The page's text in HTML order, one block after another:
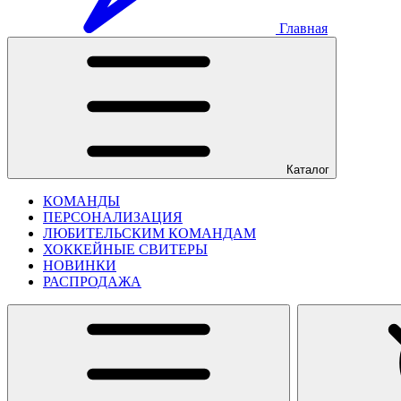
Главная
Каталог
КОМАНДЫ
ПЕРСОНАЛИЗАЦИЯ
ЛЮБИТЕЛЬСКИМ КОМАНДАМ
ХОККЕЙНЫЕ СВИТЕРЫ
НОВИНКИ
РАСПРОДАЖА